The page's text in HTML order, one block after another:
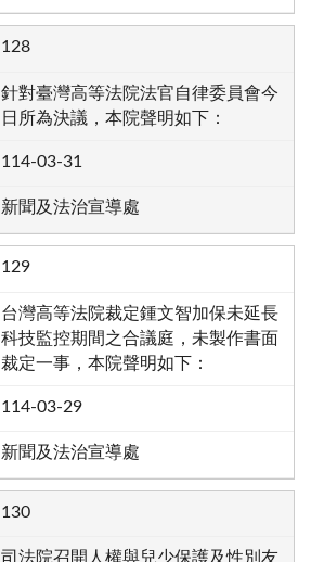
128
針對臺灣高等法院法官自律委員會今
日所為決議，本院聲明如下：
114-03-31
新聞及法治宣導處
129
台灣高等法院裁定鍾文智加保未延長
科技監控期間之合議庭，未製作書面
裁定一事，本院聲明如下：
114-03-29
新聞及法治宣導處
130
司法院召開人權與兒少保護及性別友